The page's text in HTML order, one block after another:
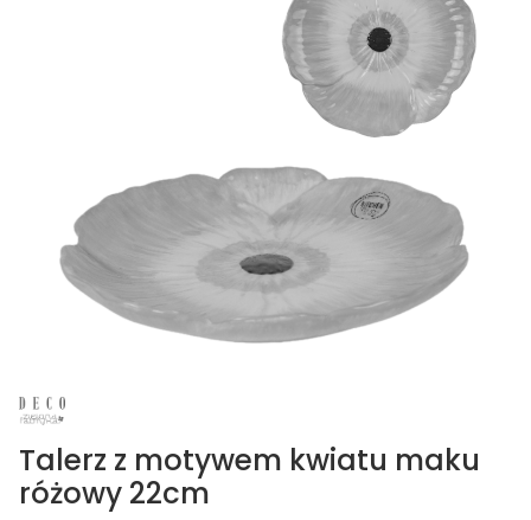
Talerz z motywem kwiatu maku
różowy 22cm